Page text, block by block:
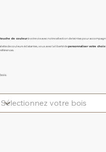
touche de couleurà votre vie avec notre sélection de teintes pour
de couleurs éclatantes, vous avez la liberté depersonnaliser votre choix